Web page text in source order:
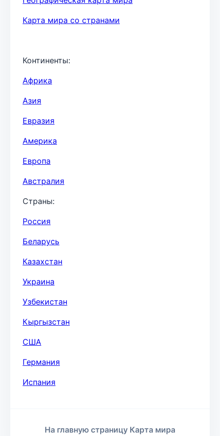
Карта мира со странами
Континенты:
Африка
Азия
Евразия
Америка
Европа
Австралия
Страны:
Россия
Беларусь
Казахстан
Украина
Узбекистан
Кыргызстан
США
Германия
Испания
На главную страницу Карта мира